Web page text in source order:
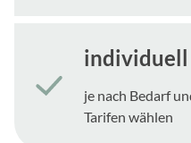
individuell
je nach Bedarf
Tarifen wählen